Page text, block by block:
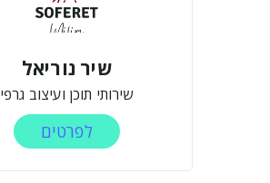
שיר נוריאל
שירותי תוכן ועיצוב גרפי
לפרטים